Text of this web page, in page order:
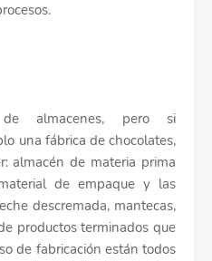
almacenes, pero si
una fábrica de chocolates,
almacén de materia prima
de empaque y las
descremada, mantecas,
productos terminados que
de fabricación están todos